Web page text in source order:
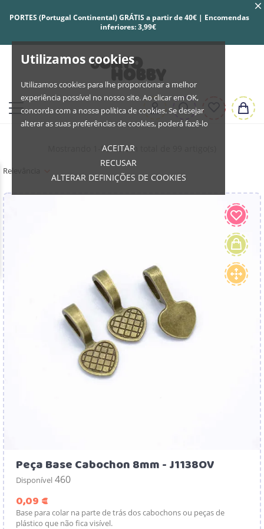
Utilizamos cookies
Utilizamos cookies para lhe proporcionar a melhor
experiência possível no nosso site. Ao clicar em OK,
concorda com a nossa política de cookies. Se desejar
alterar as suas preferências de cookies, poderá fazê-lo
ACEITAR
RECUSAR
ALTERAR DEFINIÇÕES DE COOKIES
PORTES (Portugal Continental) GRÁTIS a partir de 40€ | Encomendas
inferiores: 3,99€
Relevância
Mostrando 1-99 de um total de 99 artigo(s)
Peça Base Cabochon 8mm - J1138OV
Disponível 460
0,09 €
Base para colar na parte de trás dos cabochons ou peças de
plástico que não fica visível.